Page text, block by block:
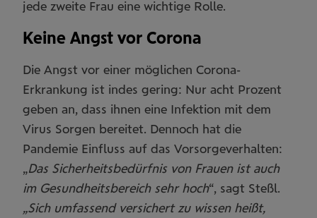
jede zweite Frau eine wichtige Rolle.
Keine Angst vor Corona
Die Angst vor einer möglichen Corona-
Erkrankung ist indes gering: Nur acht Prozent
geben an, dass ihnen eine Infektion mit dem
Virus Sorgen bereitet. Dennoch hat die
Pandemie Einfluss auf das Vorsorgeverhalten:
„Das Sicherheitsbedürfnis von Frauen ist auch
im Gesundheitsbereich sehr hoch“, sagt Steßl.
„Sich umfassend versichert zu wissen heißt,